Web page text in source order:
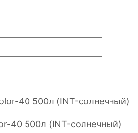
40 500л (INT-солнечный)